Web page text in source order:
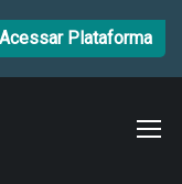
Acessar Plataforma